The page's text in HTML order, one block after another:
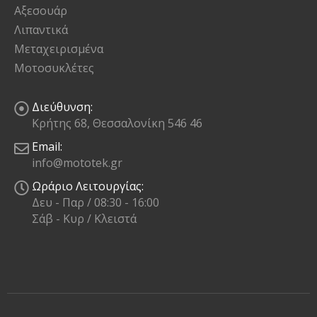
Αξεσουάρ
Λιπαντικά
Μεταχειρισμένα
Μοτοσυκλέτες
Διεύθυνση:
Κρήτης 68, Θεσσαλονίκη 546 46
Email:
info@mototek.gr
Ωράριο Λειτουργίας:
Δευ - Παρ / 08:30 - 16:00
Σάβ - Κυρ / Κλειστά